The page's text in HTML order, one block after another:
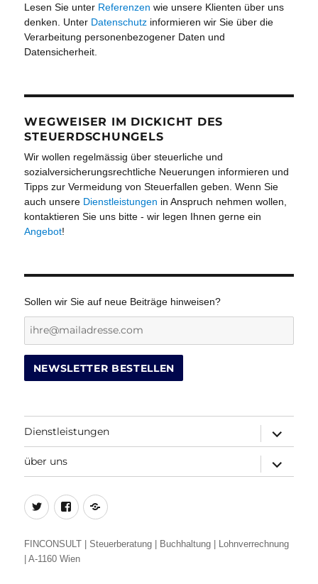
Lesen Sie unter Referenzen wie unsere Klienten über uns
denken. Unter Datenschutz informieren wir Sie über die
Verarbeitung personenbezogener Daten und
Datensicherheit.
WEGWEISER IM DICKICHT DES
STEUERDSCHUNGELS
Wir wollen regelmässig über steuerliche und
sozialversicherungsrechtliche Neuerungen informieren und
Tipps zur Vermeidung von Steuerfallen geben. Wenn Sie
auch unsere Dienstleistungen in Anspruch nehmen wollen,
kontaktieren Sie uns bitte - wir legen Ihnen gerne ein
Angebot!
Sollen wir Sie auf neue Beiträge hinweisen?
Dienstleistungen
Untermenü
öffnen
über uns
Untermenü
öffnen
TwitterFacebookBeitrags-
Feed
FINCONSULT | Steuerberatung | Buchhaltung | Lohnverrechnung
| A-1160 Wien